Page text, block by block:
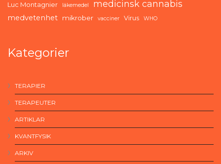
Luc Montagnier läkemedel medicinsk cannabis
medvetenhet mikrober vacciner Virus WHO
Kategorier
TERAPIER
TERAPEUTER
ARTIKLAR
KVANTFYSIK
ARKIV